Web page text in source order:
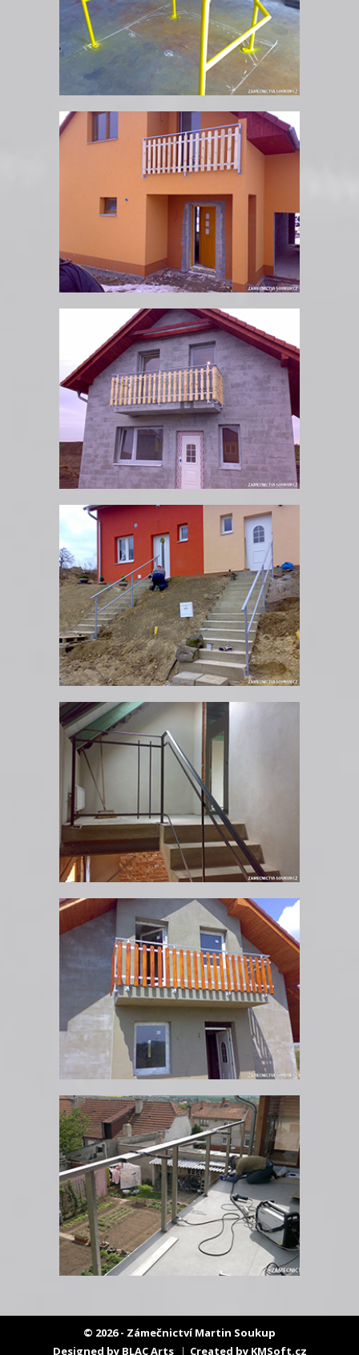
© 2026 - Zámečnictví Martin Soukup
Designed by BLAC Arts Created by KMSoft.cz